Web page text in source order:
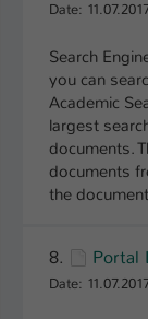
Date:
Search
you can
Academic
largest
documents.
documents
the
8. Portal
Date: